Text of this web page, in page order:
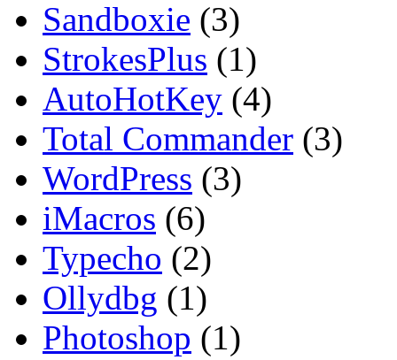
Sandboxie (3)
StrokesPlus (1)
AutoHotKey (4)
Total Commander (3)
WordPress (3)
iMacros (6)
Typecho (2)
Ollydbg (1)
Photoshop (1)